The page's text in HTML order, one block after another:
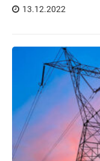
13.12.2022